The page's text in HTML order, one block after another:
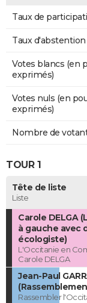
Taux de
Taux d'abstention
Votes blancs (en
exprimés)
Votes nuls (en
exprimés)
Nombre de
TOUR 1
Tête de liste
Liste
Carole DELGA
à gauche avec
écologiste)
L'Occitanie en
Carole DELGA
Jean-Paul
Rassembler